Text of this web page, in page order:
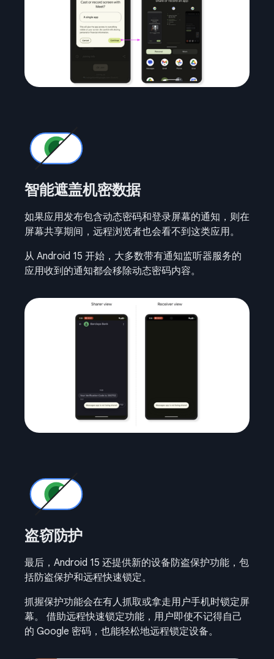
智能遮盖机密数据
如果应用发布包含动态密码和登录屏幕的通知，则在
屏幕共享期间，远程浏览者也会看不到这类应用。
从 Android 15 开始，大多数带有通知监听器服务的
应用收到的通知都会移除动态密码内容。
盗窃防护
最后，Android 15 还提供新的设备防盗保护功能，包
括防盗保护和远程快速锁定。
抓握保护功能会在有人抓取或拿走用户手机时锁定屏
幕。 借助远程快速锁定功能，用户即使不记得自己
的 Google 密码，也能轻松地远程锁定设备。